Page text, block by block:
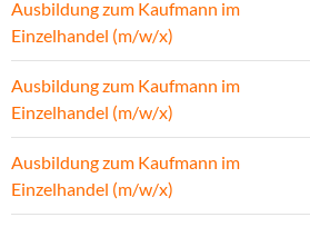
Ausbildung zum Kaufmann im
Einzelhandel (m/w/x)
Ausbildung zum Kaufmann im
Einzelhandel (m/w/x)
Ausbildung zum Kaufmann im
Einzelhandel (m/w/x)